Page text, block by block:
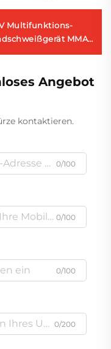
Multifunktions-
MMA-
Angebot
kontaktieren.
0/100
0/100
0/100
0/200